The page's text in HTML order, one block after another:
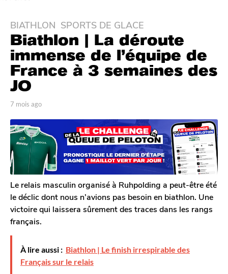
7
m
o
i
s
a
7
m
o
i
s
a
g
o
BIATHLON ,SPORTS DE GLACE
Biathlon | La déroute
immense de l’équipe de
France à 3 semaines des
JO
p
r
T
o
m
G
a
l
r
o
n
7 mois ago
i
s
g
o
Le relais masculin organisé à Ruhpolding a peut-être été
le déclic dont nous n’avions pas besoin en biathlon. Une
victoire qui laissera sûrement des traces dans les rangs
français.
À lire aussi : Biathlon | Le finish irrespirable des
Français sur le relais